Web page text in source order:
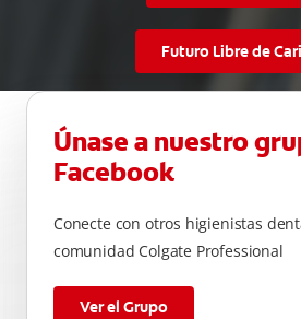
Futuro Libre de
Únase a nuestro
Facebook
Conecte con otros higienistas
comunidad Colgate Professional
Ver el Grupo